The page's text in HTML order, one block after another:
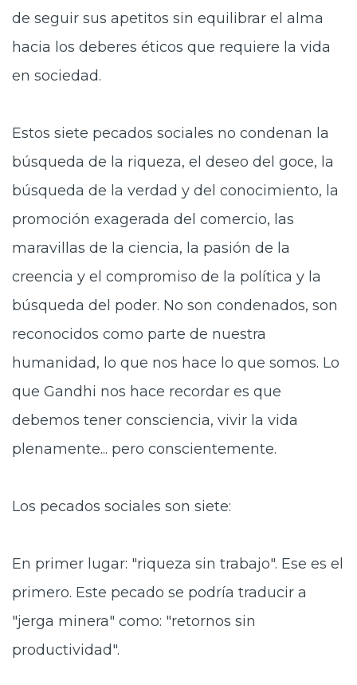
de seguir sus apetitos sin equilibrar el alma
hacia los deberes éticos que requiere la vida
en sociedad.
Estos siete pecados sociales no condenan la
búsqueda de la riqueza, el deseo del goce, la
búsqueda de la verdad y del conocimiento, la
promoción exagerada del comercio, las
maravillas de la ciencia, la pasión de la
creencia y el compromiso de la política y la
búsqueda del poder. No son condenados, son
reconocidos como parte de nuestra
humanidad, lo que nos hace lo que somos. Lo
que Gandhi nos hace recordar es que
debemos tener consciencia, vivir la vida
plenamente... pero conscientemente.
Los pecados sociales son siete:
En primer lugar: "riqueza sin trabajo". Ese es el
primero. Este pecado se podría traducir a
"jerga minera" como: "retornos sin
productividad".